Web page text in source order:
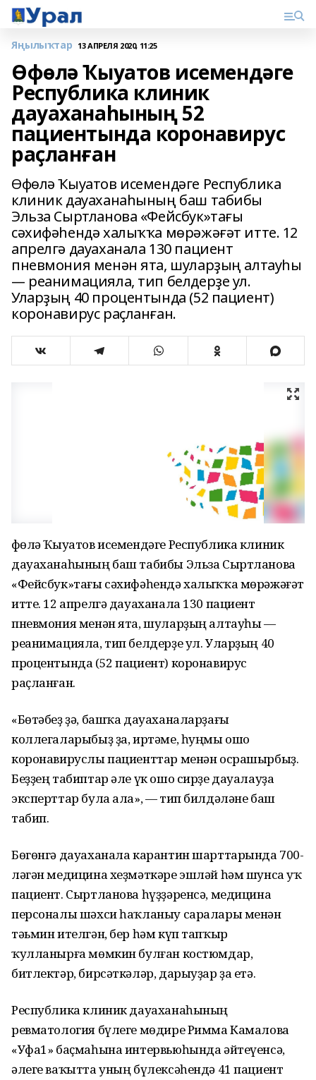
Яңылыҡтар 13 АПРЕЛЯ 2020, 11:25
Өфөлә Ҡыуатов исемендәге
Республика клиник
дауаханаһының 52
пациентында коронавирус
раҫланған
Өфөлә Ҡыуатов исемендәге Республика
клиник дауаханаһының баш табибы
Эльза Сыртланова «Фейсбук»тағы
сәхифәһендә халыҡҡа мөрәжәғәт итте. 12
апрелгә дауаханала 130 пациент
пневмония менән ята, шуларҙың алтауһы
— реанимацияла, тип белдерҙе ул.
Уларҙың 40 процентында (52 пациент)
коронавирус раҫланған.
Өфөлә Ҡыуатов исемендәге Республика клиник
дауаханаһының баш табибы Эльза Сыртланова
«Фейсбук»тағы сәхифәһендә халыҡҡа мөрәжәғәт
итте. 12 апрелгә дауаханала 130 пациент
пневмония менән ята, шуларҙың алтауһы —
реанимацияла, тип белдерҙе ул. Уларҙың 40
процентында (52 пациент) коронавирус
раҫланған.
«Бөтәбеҙ ҙә, башҡа дауаханаларҙағы
коллегаларыбыҙ ҙа, иртәме, һуңмы ошо
коронавируслы пациенттар менән осрашырбыҙ.
Беҙҙең табиптар әле үк ошо сирҙе дауалауҙа
эксперттар була ала», — тип билдәләне баш
табип.
Бөгөнгә дауаханала карантин шарттарында 700-
ләгән медицина хеҙмәткәре эшләй һәм шунса уҡ
пациент. Сыртланова һүҙҙәренсә, медицина
персоналы шәхси һаҡланыу саралары менән
тәьмин ителгән, бер һәм күп тапҡыр
ҡулланырға мөмкин булған костюмдар,
битлектәр, бирсәткәләр, дарыуҙар ҙа етә.
Республика клиник дауаханаһының
ревматология бүлеге мөдире Римма Камалова
«Уфа1» баҫмаһына интервьюһында әйтеүенсә,
әлеге ваҡытта уның бүлексәһендә 41 пациент